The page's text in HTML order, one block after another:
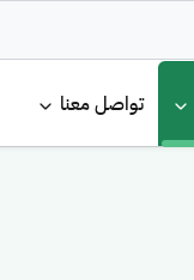
تواصل معنا